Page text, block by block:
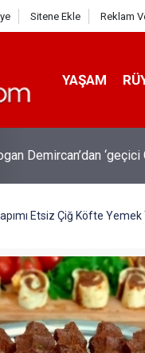
Sitene Ekle Reklam
YAŞAM
Demircan’dan
Etsiz Çiğ Köfte